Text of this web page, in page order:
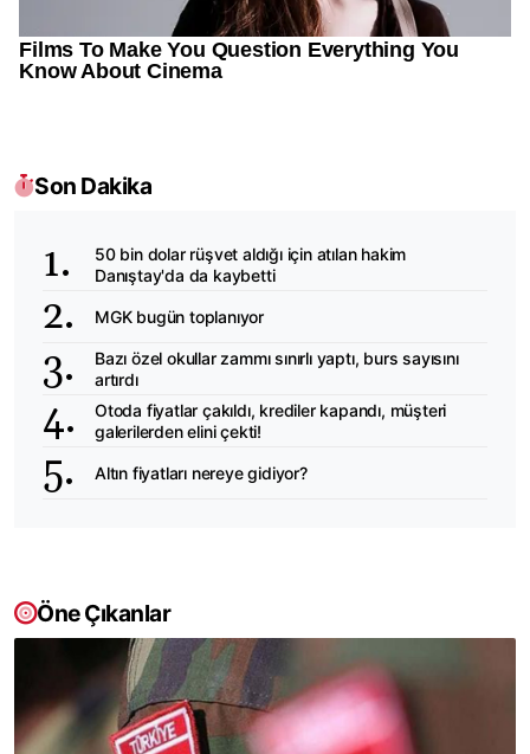
Son Dakika
50 bin dolar rüşvet aldığı için atılan hakim
Danıştay'da da kaybetti
MGK bugün toplanıyor
Bazı özel okullar zammı sınırlı yaptı, burs sayısını
artırdı
Otoda fiyatlar çakıldı, krediler kapandı, müşteri
galerilerden elini çekti!
Altın fiyatları nereye gidiyor?
Öne Çıkanlar